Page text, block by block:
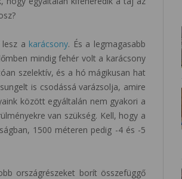
a karácsony. És a legmagasabb
mindig fehér volt a karácsony
szelektív, és a hó mágikusan hat
is csodássá varázsolja, amire
között egyáltalán nem gyakori a
van szükség. Kell, hogy a
1500 méteren pedig -4 és -5
országrészeket borít összefüggő